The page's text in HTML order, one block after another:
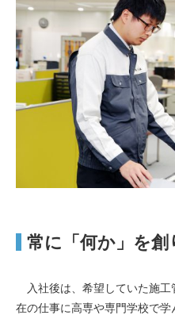
常に「何か」を創
入社後は、希望していた施工
在の仕事に高専や専門学校で